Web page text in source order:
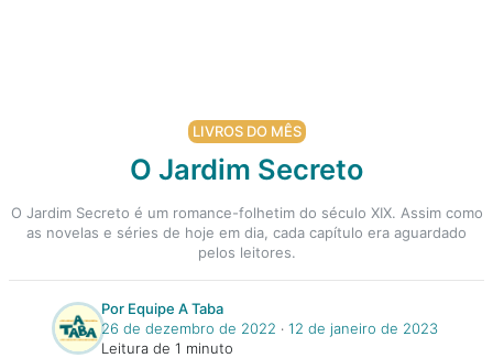
LIVROS DO MÊS
O Jardim Secreto
O Jardim Secreto é um romance-folhetim do século XIX. Assim como
as novelas e séries de hoje em dia, cada capítulo era aguardado
pelos leitores.
Por Equipe A Taba
26 de dezembro de 2022 ‧ 12 de janeiro de 2023
Leitura de 1 minuto